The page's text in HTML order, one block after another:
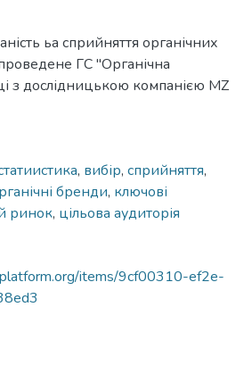
ьа сприйняття органічних
ГС "Органічна
з дослідницькою компанією MZ
, вибір, сприйняття,
бренди, ключові
ринок, цільова аудиторія
items/9cf00310-ef2e-